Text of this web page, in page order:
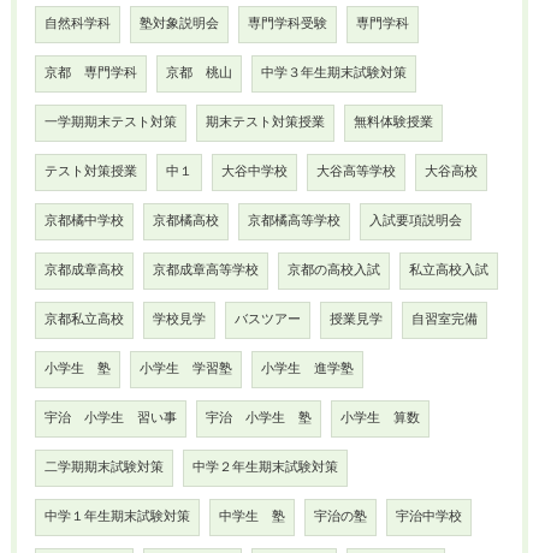
自然科学科 塾対象説明会 専門学科受験 専門学科
京都 専門学科 京都 桃山 中学３年生期末試験対策
一学期期末テスト対策 期末テスト対策授業 無料体験授業
テスト対策授業 中１ 大谷中学校 大谷高等学校 大谷高校
京都橘中学校 京都橘高校 京都橘高等学校 入試要項説明会
京都成章高校 京都成章高等学校 京都の高校入試 私立高校入試
京都私立高校 学校見学 バスツアー 授業見学 自習室完備
小学生 塾 小学生 学習塾 小学生 進学塾
宇治 小学生 習い事 宇治 小学生 塾 小学生 算数
二学期期末試験対策 中学２年生期末試験対策
中学１年生期末試験対策 中学生 塾 宇治の塾 宇治中学校